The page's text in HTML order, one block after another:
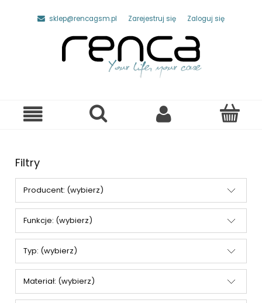
sklep@rencagsm.pl Zarejestruj się Zaloguj się
Filtry
Producent: (wybierz)
Funkcje: (wybierz)
Typ: (wybierz)
Materiał: (wybierz)